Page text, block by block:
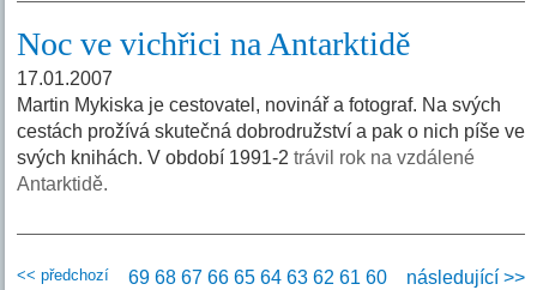
Noc ve vichřici na Antarktidě
17.01.2007
Martin Mykiska je cestovatel, novinář a fotograf. Na svých
cestách prožívá skutečná dobrodružství a pak o nich píše ve
svých knihách. V období 1991-2trávil rok na vzdálené
Antarktidě.
<< předchozí následující >>
69 68 67 66 65 64 63 62 61 60